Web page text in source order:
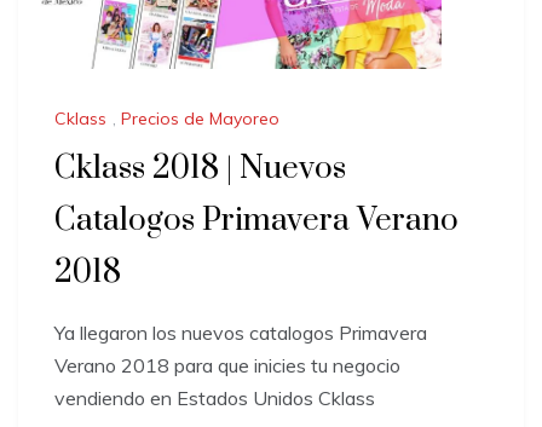
Cklass , Precios de Mayoreo
Cklass 2018 | Nuevos
Catalogos Primavera Verano
2018
Ya llegaron los nuevos catalogos Primavera
Verano 2018 para que inicies tu negocio
vendiendo en Estados Unidos Cklass